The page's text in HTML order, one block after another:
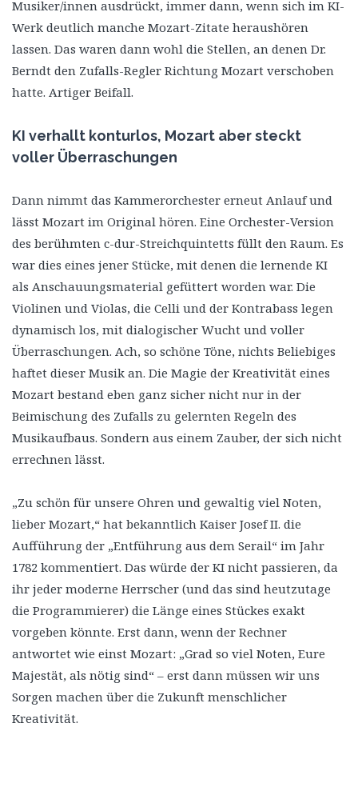
Musiker/innen ausdrückt, immer dann, wenn sich im KI-
Werk deutlich manche Mozart-Zitate heraushören
lassen. Das waren dann wohl die Stellen, an denen Dr.
Berndt den Zufalls-Regler Richtung Mozart verschoben
hatte. Artiger Beifall.
KI verhallt konturlos, Mozart aber steckt
voller Überraschungen
Dann nimmt das Kammerorchester erneut Anlauf und
lässt Mozart im Original hören. Eine Orchester-Version
des berühmten c-dur-Streichquintetts füllt den Raum. Es
war dies eines jener Stücke, mit denen die lernende KI
als Anschauungsmaterial gefüttert worden war. Die
Violinen und Violas, die Celli und der Kontrabass legen
dynamisch los, mit dialogischer Wucht und voller
Überraschungen. Ach, so schöne Töne, nichts Beliebiges
haftet dieser Musik an. Die Magie der Kreativität eines
Mozart bestand eben ganz sicher nicht nur in der
Beimischung des Zufalls zu gelernten Regeln des
Musikaufbaus. Sondern aus einem Zauber, der sich nicht
errechnen lässt.
„Zu schön für unsere Ohren und gewaltig viel Noten,
lieber Mozart,“ hat bekanntlich Kaiser Josef II. die
Aufführung der „Entführung aus dem Serail“ im Jahr
1782 kommentiert. Das würde der KI nicht passieren, da
ihr jeder moderne Herrscher (und das sind heutzutage
die Programmierer) die Länge eines Stückes exakt
vorgeben könnte. Erst dann, wenn der Rechner
antwortet wie einst Mozart: „Grad so viel Noten, Eure
Majestät, als nötig sind“ – erst dann müssen wir uns
Sorgen machen über die Zukunft menschlicher
Kreativität.